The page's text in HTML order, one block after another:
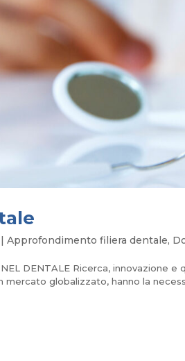
|Approfondimento filiera dentale,
NEL DENTALE Ricerca, innovazione
mercato globalizzato, hanno la